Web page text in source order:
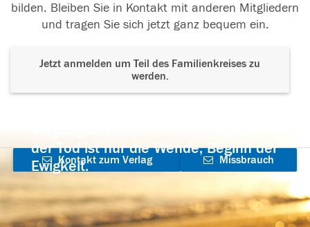
18.08.2015
Schnell vergehen Spuren im Schnee, doch Spuren
18.08.2015
bilden. Bleiben Sie in Kontakt mit anderen Mitgliedern
und tragen Sie sich jetzt ganz bequem ein.
Jetzt anmelden um Teil des Familienkreises zu
werden.
der Tod ist nur die Wende, Beginn der
Ewigkeit.
Kontakt zum Verlag
aufnehmen
Missbrauch